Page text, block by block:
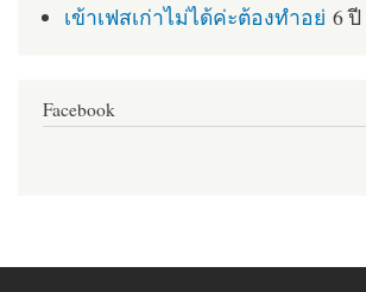
เข้าเฟสเก่าไม่ได้ค่ะต้องทำอย่ 6
Facebook